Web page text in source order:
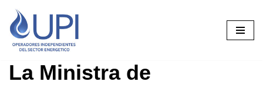
Saltar
al
La Ministra de